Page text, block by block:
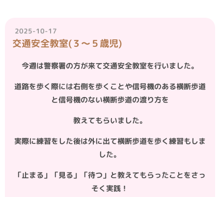
2025-10-17
交通安全教室(３～５歳児)
今週は警察署の方が来て交通安全教室を行いました。
道路を歩く際には右側を歩くことや信号機のある横断歩道
と信号機のない横断歩道の渡り方を
教えてもらいました。
実際に練習をした後は外に出て横断歩道を歩く練習もしま
した。
「止まる」「見る」「待つ」と教えてもらったことをさっ
そく実践！